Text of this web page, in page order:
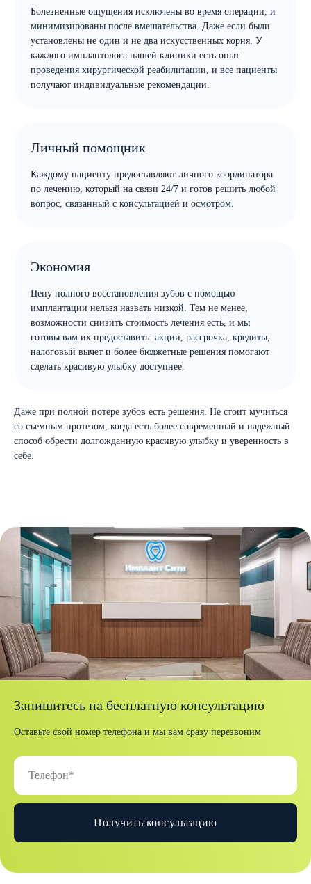
Болезненные ощущения исключены во время операции, и
минимизированы после вмешательства. Даже если были
установлены не один и не два искусственных корня. У
каждого имплантолога нашей клиники есть опыт
проведения хирургической реабилитации, и все пациенты
получают индивидуальные рекомендации.
Личный помощник
Каждому пациенту предоставляют личного координатора
по лечению, который на связи 24/7 и готов решить любой
вопрос, связанный с консультацией и осмотром.
Экономия
Цену полного восстановления зубов с помощью
имплантации нельзя назвать низкой. Тем не менее,
возможности снизить стоимость лечения есть, и мы
готовы вам их предоставить: акции, рассрочка, кредиты,
налоговый вычет и более бюджетные решения помогают
сделать красивую улыбку доступнее.
Даже при полной потере зубов есть решения. Не стоит мучиться
со съемным протезом, когда есть более современный и надежный
способ обрести долгожданную красивую улыбку и уверенность в
себе.
Запишитесь на бесплатную консультацию
Оставьте свой номер телефона и мы вам сразу перезвоним
Получить консультацию